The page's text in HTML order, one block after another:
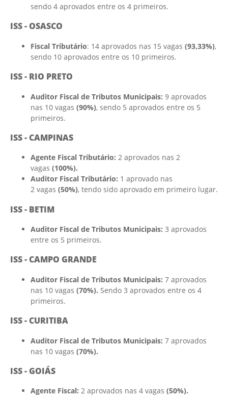
sendo 4 aprovados entre os 4 primeiros.
ISS - OSASCO
Fiscal Tributário: 14 aprovados nas 15 vagas (93,33%),
sendo 10 aprovados entre os 10 primeiros.
ISS - RIO PRETO
Auditor Fiscal de Tributos Municipais: 9 aprovados
nas 10 vagas (90%), sendo 5 aprovados entre os 5
primeiros.
ISS - CAMPINAS
Agente Fiscal Tributário: 2 aprovados nas 2
vagas (100%).
Auditor Fiscal Tributário: 1 aprovado nas
2 vagas (50%), tendo sido aprovado em primeiro lugar.
ISS - BETIM
Auditor Fiscal de Tributos Municipais: 3 aprovados
entre os 5 primeiros.
ISS - CAMPO GRANDE
Auditor Fiscal de Tributos Municipais: 7 aprovados
nas 10 vagas (70%). Sendo 3 aprovados entre os 4
primeiros.
ISS - CURITIBA
Auditor Fiscal de Tributos Municipais: 7 aprovados
nas 10 vagas (70%).
ISS - GOIÁS
Agente Fiscal: 2 aprovados nas 4 vagas (50%).